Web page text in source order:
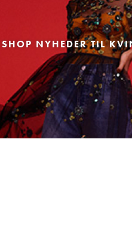
SHOP NYHEDER TIL